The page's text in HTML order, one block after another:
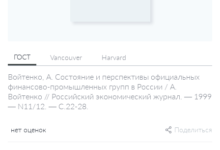
ГОСТ Vancouver Harvard
Войтенко, А. Состояние и перспективы официальных
финансово-промышленных групп в России / А.
Войтенко // Российский экономический журнал. — 1999
— N11/12. — С.22-28.
нет оценок Поделиться